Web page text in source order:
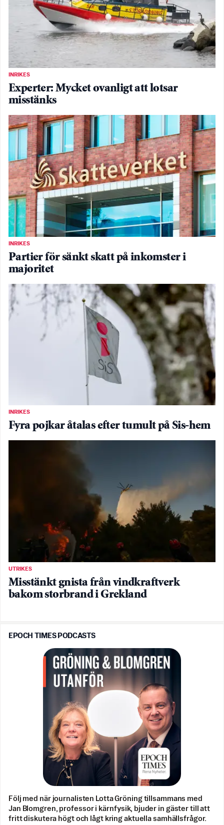
INRIKES
Experter: Mycket ovanligt att lotsar
misstänks
INRIKES
Partier för sänkt skatt på inkomster i
majoritet
INRIKES
Fyra pojkar åtalas efter tumult på Sis-hem
UTRIKES
Misstänkt gnista från vindkraftverk
bakom storbrand i Grekland
EPOCH TIMES PODCASTS
Följ med när journalisten Lotta Gröning tillsammans med
Jan Blomgren, professor i kärnfysik, bjuder in gäster till att
fritt diskutera högt och lågt kring aktuella samhällsfrågor.